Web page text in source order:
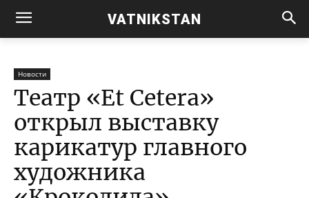
VATNIKSTAN
Новости
Театр «Et Cetera»
открыл выставку
карикатур главного
художника